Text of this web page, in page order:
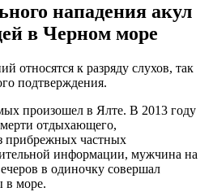
нападения акул
в Черном море
относятся к разряду слухов, так
подтверждения.
произошел в Ялте. В 2013 году
отдыхающего,
прибрежных частных
информации, мужчина на
в одиночку совершал
в море.